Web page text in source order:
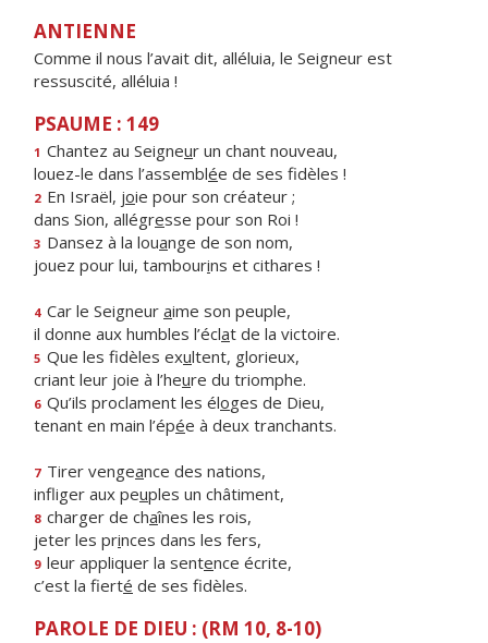
ANTIENNE
Comme il nous l’avait dit, alléluia, le Seigneur est
ressuscité, alléluia !
PSAUME : 149
1 Chantez au Seigneur un chant nouveau,
louez-le dans l’assemblée de ses fidèles !
2 En Israël, joie pour son créateur ;
dans Sion, allégresse pour son Roi !
3 Dansez à la louange de son nom,
jouez pour lui, tambourins et cithares !
4 Car le Seigneur aime son peuple,
il donne aux humbles l’éclat de la victoire.
5 Que les fidèles exultent, glorieux,
criant leur joie à l’heure du triomphe.
6 Qu’ils proclament les éloges de Dieu,
tenant en main l’épée à deux tranchants.
7 Tirer vengeance des nations,
infliger aux peuples un châtiment,
8 charger de chaînes les rois,
jeter les princes dans les fers,
9 leur appliquer la sentence écrite,
c’est la fierté de ses fidèles.
PAROLE DE DIEU : (RM 10, 8-10)